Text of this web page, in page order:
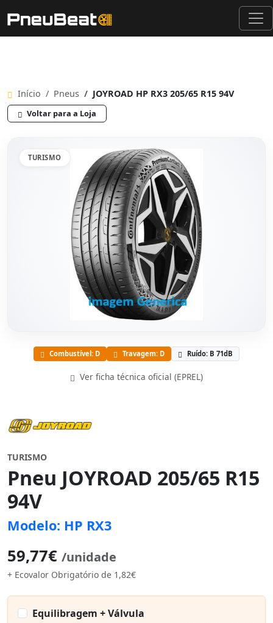
Início Pneus JOYROAD HP RX3 205/65 R15 94V
Voltar para a Loja
TURISMO
Combustível: D Travagem: D Ruído: B 71dB
Ver ficha técnica oficial (EPREL)
TURISMO
Pneu JOYROAD 205/65 R15
94V
Modelo: HP RX3
59,77€ /unidade
+ Ecovalor Obrigatório de 1,82€
Equilibragem + Válvula